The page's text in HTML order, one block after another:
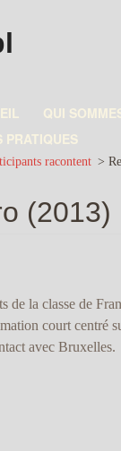
QUI
PRATIQUES
racontent >
(2013)
de la classe de
court centré
avec Bruxelles.